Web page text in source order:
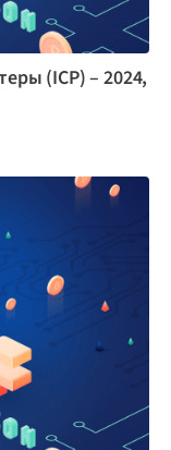
(ICP) – 2024,